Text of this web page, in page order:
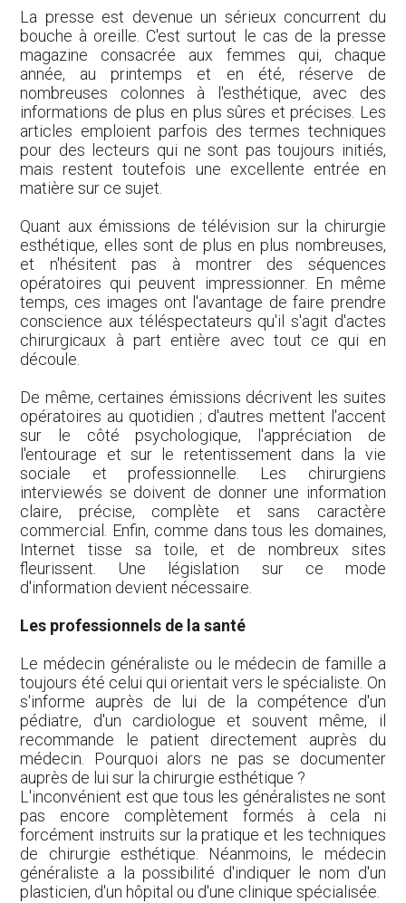
La presse est devenue un sérieux concurrent du
bouche à oreille. C'est surtout le cas de la presse
magazine consacrée aux femmes qui, chaque
année, au printemps et en été, réserve de
nombreuses colonnes à l'esthétique, avec des
informations de plus en plus sûres et précises. Les
articles emploient parfois des termes techniques
pour des lecteurs qui ne sont pas toujours initiés,
mais restent toutefois une excellente entrée en
matière sur ce sujet.
Quant aux émissions de télévision sur la chirurgie
esthétique, elles sont de plus en plus nombreuses,
et n'hésitent pas à montrer des séquences
opératoires qui peuvent impressionner. En même
temps, ces images ont l'avantage de faire prendre
conscience aux téléspectateurs qu'il s'agit d'actes
chirurgicaux à part entière avec tout ce qui en
découle.
De même, certaines émissions décrivent les suites
opératoires au quotidien ; d'autres mettent l'accent
sur le côté psychologique, l'appréciation de
l'entourage et sur le retentissement dans la vie
sociale et professionnelle. Les chirurgiens
interviewés se doivent de donner une information
claire, précise, complète et sans caractère
commercial. Enfin, comme dans tous les domaines,
Internet tisse sa toile, et de nombreux sites
fleurissent. Une législation sur ce mode
d'information devient nécessaire.
Les professionnels de la santé
Le médecin généraliste ou le médecin de famille a
toujours été celui qui orientait vers le spécialiste. On
s'informe auprès de lui de la compétence d'un
pédiatre, d'un cardiologue et souvent même, il
recommande le patient directement auprès du
médecin. Pourquoi alors ne pas se documenter
auprès de lui sur la chirurgie esthétique ?
L'inconvénient est que tous les généralistes ne sont
pas encore complètement formés à cela ni
forcément instruits sur la pratique et les techniques
de chirurgie esthétique. Néanmoins, le médecin
généraliste a la possibilité d'indiquer le nom d'un
plasticien, d'un hôpital ou d'une clinique spécialisée.